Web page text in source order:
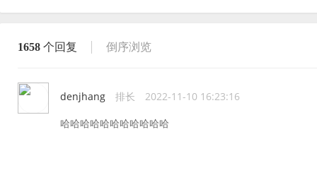
1658 个回复 倒序浏览
denjhang 排长 2022-11-10 16:23:16
哈哈哈哈哈哈哈哈哈哈哈